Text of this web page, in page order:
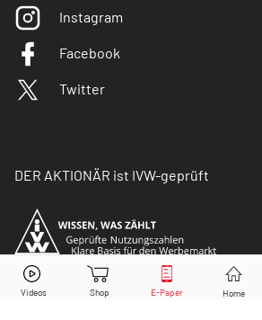
LVMH Aktie jetzt handeln?
Instagram
Facebook
Twitter
DER AKTIONÄR ist IVW-geprüft